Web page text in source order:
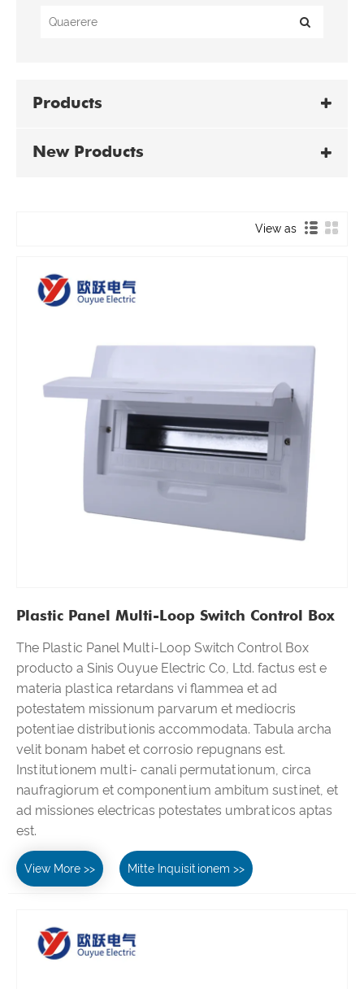
Products
New Products
View as
Plastic Panel Multi-Loop Switch Control Box
The Plastic Panel Multi-Loop Switch Control Box
producto a Sinis Ouyue Electric Co, Ltd. factus est e
materia plastica retardans vi flammea et ad
potestatem missionum parvarum et mediocris
potentiae distributionis accommodata. Tabula archa
velit bonam habet et corrosio repugnans est.
Institutionem multi- canali permutationum, circa
naufragiorum et componentium ambitum sustinet, et
ad missiones electricas potestates umbraticos aptas
est.
View More >> Mitte Inquisitionem >>